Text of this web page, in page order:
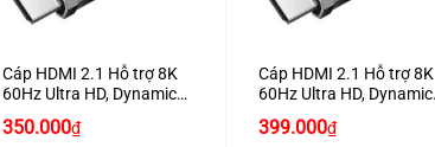
Cáp HDMI 2.1 Hỗ trợ 8K
60Hz Ultra HD, Dynamic
Ugreen 70319 Cao Cấp
350.000₫
Cáp HDMI 2.1 Hỗ trợ 8K
60Hz Ultra HD, Dynamic
Ugreen 70321 Cao Cấp
399.000₫